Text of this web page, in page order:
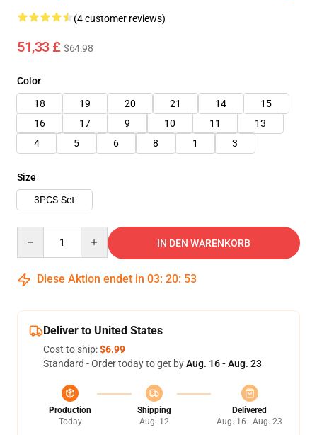
(4 customer reviews)
51,33 £ $64.98
Color
18
19 20 21 14
15
16
17 9 10 11
13
4
5 6 8 1 3
Size
3PCS-Set
IN DEN WARENKORB
Diese Aktion endet in 03: 20: 52
Deliver to United States
Cost to ship:$6.99
Standard - Order today to get byAug. 16 - Aug. 23
Production
Today
Shipping
Aug. 12
Delivered
Aug. 16 - Aug. 23